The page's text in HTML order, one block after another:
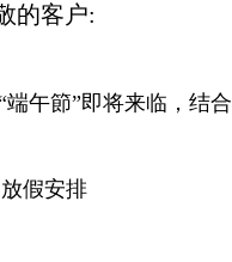
的客户:
端午節”即将来临，结
假安排